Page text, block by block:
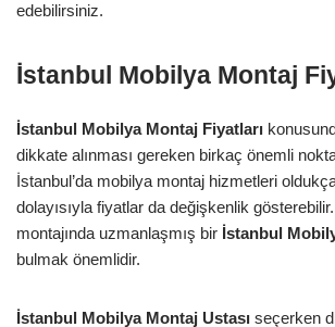
edebilirsiniz.
İstanbul Mobilya Montaj
İstanbul Mobilya Montaj Fiyatları
dikkate alınması gereken birkaç önemli
İstanbul’da mobilya montaj hizmetleri
dolayısıyla fiyatlar da değişkenlik
montajında uzmanlaşmış bir İstanbul
bulmak önemlidir.
İstanbul Mobilya Montaj Ustası seçerken